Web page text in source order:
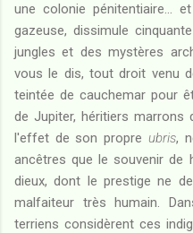
une colonie pénitentiaire...
gazeuse, dissimule
jungles et des mystères
vous le dis, tout droit venu
teintée de cauchemar pour
de Jupiter, héritiers marrons
l'effet de son propre ubris,
ancêtres que le souvenir de
dieux, dont le prestige ne
malfaiteur très humain.
terriens considèrent ces